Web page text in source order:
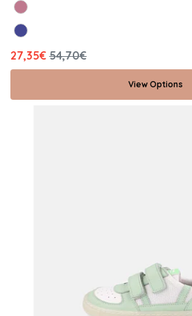
27,35€ 54,70€
View Options